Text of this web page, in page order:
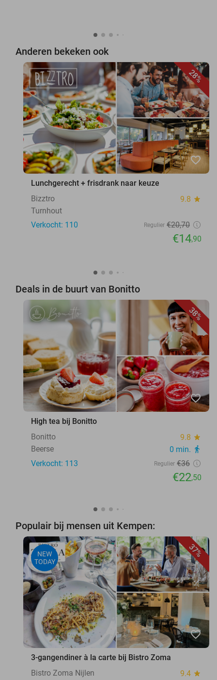
Anderen bekeken ook
28%
favorite_border
Lunchgerecht + frisdrank naar keuze
Bizztro
9.8 star
Turnhout
Verkocht: 110
Regulier €20,70
€14,90
Deals in de buurt van Bonitto
38%
favorite_border
High tea bij Bonitto
Bonitto
9.8 star
Beerse 0 min. directions_walk
Verkocht: 113 Regulier €36
€22,50
Populair bij mensen uit Kempen:
37%
NEW
TODAY
favorite_border
3-gangendiner à la carte bij Bistro Zoma
Bistro Zoma Nijlen
9.4 star